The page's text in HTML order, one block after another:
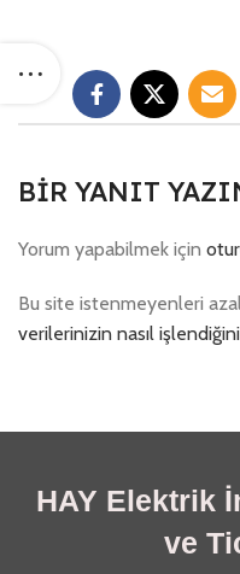
BIR YANIT
Yorum yapabilmek için
Bu site istenmeyenleri
verilerinizin nasıl
HAY Elektrik
ve